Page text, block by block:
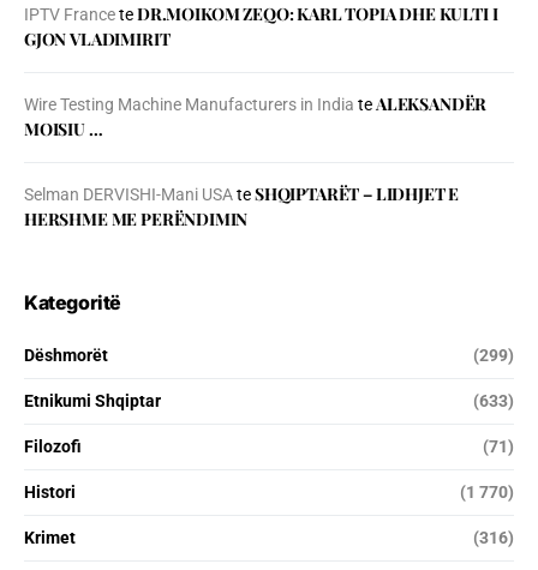
IPTV FranceteDR.MOIKOM ZEQO: KARL TOPIA DHE KULTI I
GJON VLADIMIRIT
Wire Testing Machine Manufacturers in India teALEKSANDËR
MOISIU …
Selman DERVISHI-Mani USAteSHQIPTARËT – LIDHJET E
HERSHME ME PERËNDIMIN
Kategoritë
Dëshmorët (299)
Etnikumi Shqiptar (633)
Filozofi (71)
Histori (1 770)
Krimet (316)